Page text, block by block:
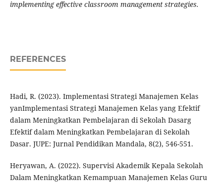
implementing effective classroom management strategies.
REFERENCES
Hadi, R. (2023). Implementasi Strategi Manajemen Kelas
yanImplementasi Strategi Manajemen Kelas yang Efektif
dalam Meningkatkan Pembelajaran di Sekolah Dasarg
Efektif dalam Meningkatkan Pembelajaran di Sekolah
Dasar. JUPE: Jurnal Pendidikan Mandala, 8(2), 546-551.
Heryawan, A. (2022). Supervisi Akademik Kepala Sekolah
Dalam Meningkatkan Kemampuan Manajemen Kelas Guru